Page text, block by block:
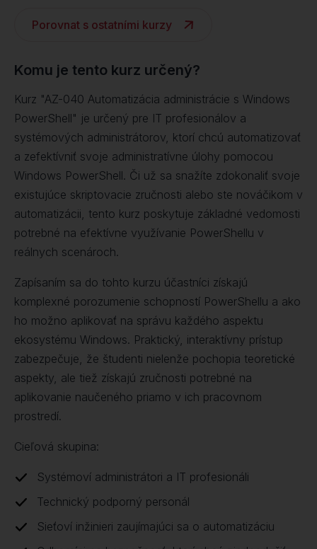
Porovnat s ostatními kurzy
Komu je tento kurz určený?
Kurz "AZ-040 Automatizácia administrácie s Windows
PowerShell" je určený pre IT profesionálov a
systémových administrátorov, ktorí chcú automatizovať
a zefektívniť svoje administratívne úlohy pomocou
Windows PowerShell. Či už sa snažíte zdokonaliť svoje
existujúce skriptovacie zručnosti alebo ste nováčikom v
automatizácii, tento kurz poskytuje základné vedomosti
potrebné na efektívne využívanie PowerShellu v
reálnych scenároch.
Zapísaním sa do tohto kurzu účastníci získajú
komplexné porozumenie schopností PowerShellu a ako
ho možno aplikovať na správu každého aspektu
ekosystému Windows. Praktický, interaktívny prístup
zabezpečuje, že študenti nielenže pochopia teoretické
aspekty, ale tiež získajú zručnosti potrebné na
aplikovanie naučeného priamo v ich pracovnom
prostredí.
Cieľová skupina:
Systémoví administrátori a IT profesionáli
Technický podporný personál
Sieťoví inžinieri zaujímajúci sa o automatizáciu